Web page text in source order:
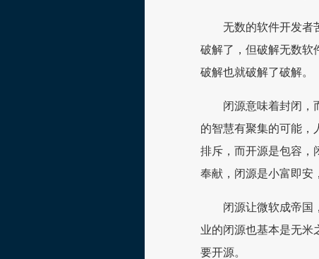
无数的软件开发者
破解了，但破解无数软
破解也就破解了破解。
闭源意味着封闭，
的智慧有聚集的可能，
排斥，而开源是包容，
奉献，闭源是小富即安
闭源让微软成帝国
业的闭源也基本是无米
要开源。